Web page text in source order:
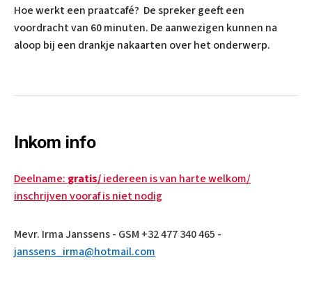
Hoe werkt een praatcafé? De spreker geeft een
voordracht van 60 minuten. De aanwezigen kunnen na
aloop bij een drankje nakaarten over het onderwerp.
Inkom info
Deelname: gratis/iedereen is van harte welkom/
inschrijven vooraf is niet nodig
Mevr. Irma Janssens - GSM +32 477 340 465 -
janssens_irma@hotmail.com